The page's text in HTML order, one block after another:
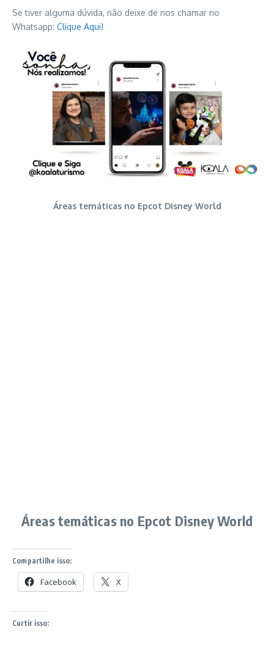
Se tiver alguma dúvida, não deixe de nos chamar no
Whatsapp: Clique Aqui!
Áreas temáticas no Epcot Disney World
Áreas temáticas no Epcot Disney World
Compartilhe isso:
Facebook X
Curtir isso: